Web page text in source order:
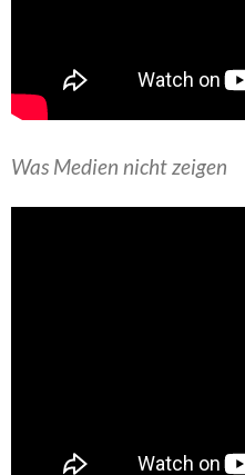
Was Medien nicht zeigen